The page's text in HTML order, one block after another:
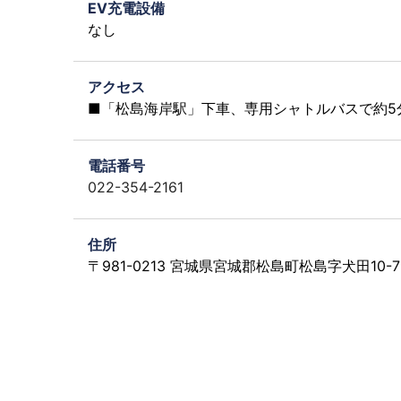
EV充電設備
なし
アクセス
■「松島海岸駅」下車、専用シャトルバスで約5
電話番号
022-354-2161
住所
〒981-0213 宮城県宮城郡松島町松島字犬田10-